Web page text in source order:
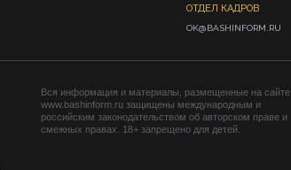
ОТДЕЛ КАДРОВ
OK@BASHINFORM.RU
Вся информация и материалы, размещенные на сайте
www.bashinform.ru защищены международным и
российским законодательством об авторском праве и
смежных правах. 18+ запрещено для детей.